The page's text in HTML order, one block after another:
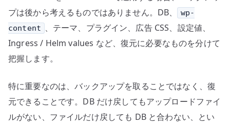
プは後から考えるものではありません。DB、
wp-
content 、テーマ、プラグイン、広告 CSS、設定値、
Ingress / Helm values など、復元に必要なものを分けて
把握します。
特に重要なのは、バックアップを取ることではなく、復
元できることです。DB だけ戻してもアップロードファイ
ルがない、ファイルだけ戻しても DB と合わない、とい